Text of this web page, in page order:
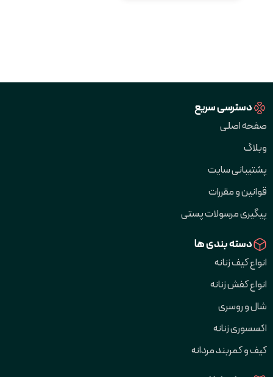
دسترسی سریع
صفحه اصلی
وبلاگ
پشتیبانی سایت
قوانین و مقررات
پیگیری مرسولات پستی
دسته بندی ها
انواع کیف زنانه
انواع کفش زنانه
شال و روسری
اکسسوری زنانه
کیف و کمربند مردانه